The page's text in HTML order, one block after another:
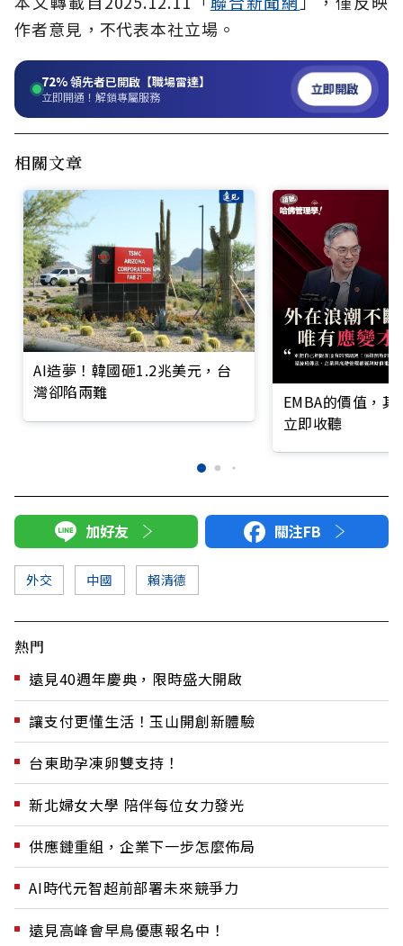
作者意見，不代表本社立場。
72%領先者已開啟【職場雷達】
立即開通！解鎖專屬服務 立即開啟
相關文章
AI造夢！韓國砸1.2兆美元，台
灣卻陷兩難
EMBA的價值，
立即收聽
加好友 關注FB
外交 中國 賴清德
熱門
遠見40週年慶典，限時盛大開啟
讓支付更懂生活！玉山開創新體驗
台東助孕凍卵雙支持！
新北婦女大學 陪伴每位女力發光
供應鏈重組，企業下一步怎麼佈局
AI時代元智超前部署未來競爭力
遠見高峰會早鳥優惠報名中！